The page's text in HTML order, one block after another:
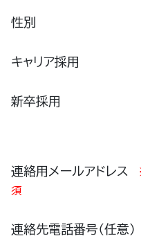
性別
キャリア採用
新卒採用
連絡用メールアドレス
須
連絡先電話番号（任意）